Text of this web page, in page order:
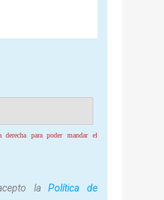
derecha para poder mandar el
laPolítica de